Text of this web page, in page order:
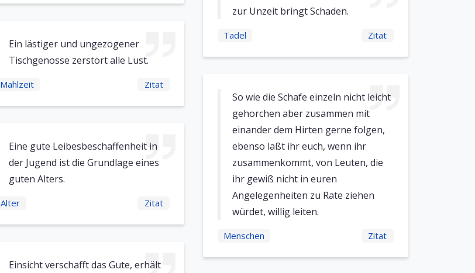
Ein lästiger und ungezogener
Tischgenosse zerstört alle Lust.
Mahlzeit Zitat
Eine gute Leibesbeschaffenheit in
der Jugend ist die Grundlage eines
guten Alters.
Alter Zitat
Einsicht verschafft das Gute, erhält
zur Unzeit bringt Schaden.
Tadel Zitat
So wie die Schafe einzeln nicht leicht
gehorchen aber zusammen mit
einander dem Hirten gerne folgen,
ebenso laßt ihr euch, wenn ihr
zusammenkommt, von Leuten, die
ihr gewiß nicht in euren
Angelegenheiten zu Rate ziehen
würdet, willig leiten.
Menschen Zitat